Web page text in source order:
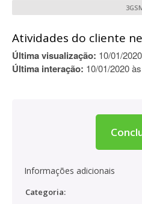
Atividades do cliente
Última visualização: 10/01/
Última interação: 10/01/2020
Informações adicionais
Categoria: